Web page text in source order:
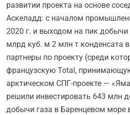
развитии проекта на основе
Аскеладд: с началом
2020 г. и выходом на пик добычи
млрд куб. м 2 млн т конденсата
партнеры по проекту (среди
французскую Total,
арктическом СПГ-проекте —
решили инвестировать 643 млн
добычи газа в Баренцевом море